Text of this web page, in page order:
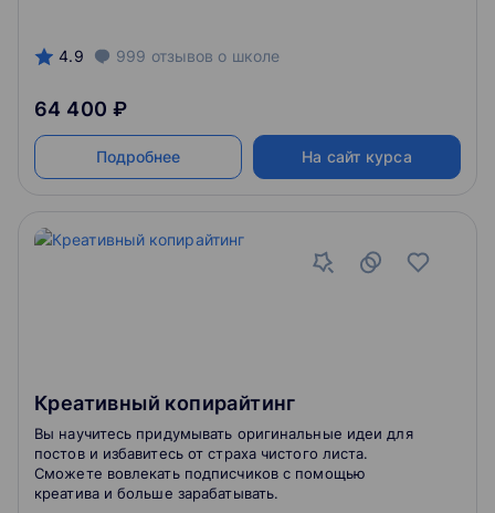
4.9 999 отзывов о школе
64 400 ₽
Подробнее На сайт курса
Креативный копирайтинг
Вы научитесь придумывать оригинальные идеи для
постов и избавитесь от страха чистого листа.
Сможете вовлекать подписчиков с помощью
креатива и больше зарабатывать.